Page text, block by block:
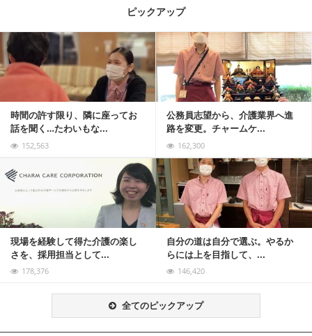
ピックアップ
時間の許す限り、隣に座ってお
話を聞く…たわいもな...
152,563
公務員志望から、介護業界へ進
路を変更。チャームケ...
162,300
記事を読む
現場を経験して得た介護の楽し
さを、採用担当として...
178,376
自分の道は自分で選ぶ。やるか
らには上を目指して、...
146,420
記事を読む
全てのピックアップ